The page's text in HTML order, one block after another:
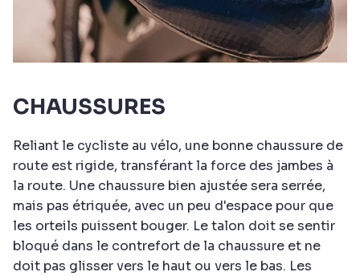
CHAUSSURES
Reliant le cycliste au vélo, une bonne chaussure de
route est rigide, transférant la force des jambes à
la route. Une chaussure bien ajustée sera serrée,
mais pas étriquée, avec un peu d'espace pour que
les orteils puissent bouger. Le talon doit se sentir
bloqué dans le contrefort de la chaussure et ne
doit pas glisser vers le haut ou vers le bas. Les
SOUMETTRE